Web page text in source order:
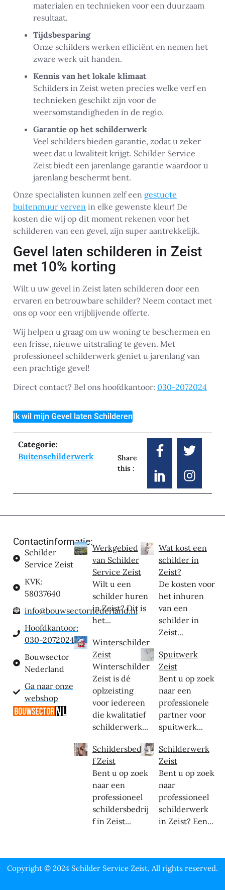
materialen en technieken voor een duurzaam
resultaat.
Tijdsbesparing
Onze schilders werken efficiënt en nemen het
zware werk uit handen.
Kennis van het lokale klimaat
Schilders in Zeist weten precies welke verf en
technieken geschikt zijn voor de
weersomstandigheden in de regio.
Garantie op het schilderwerk
Veel schilders bieden garantie, zodat u zeker
weet dat u kwaliteit krijgt. Schilder Service
Zeist biedt een jarenlange garantie waardoor u
jarenlang beschermt bent.
Onze specialisten kunnen zelf een gestucte
buitenmuur verven in elke gewenste kleur! De
kosten die wij op dit moment rekenen voor het
schilderen van een gevel, zijn super aantrekkelijk.
Gevel laten schilderen in Zeist
met 10% korting
Wilt u uw gevel in Zeist laten schilderen door een
ervaren en betrouwbare schilder? Neem contact met
ons op voor een vrijblijvende offerte.
Wij helpen u graag om uw woning te beschermen en
een frisse, nieuwe uitstraling te geven. Met
professioneel schilderwerk geniet u jarenlang van
een prachtige gevel!
Direct contact? Bel ons hoofdkantoor: 030-2072024
Ik wil mijn Gevel laten Schilderen
Categorie:
Buitenschilderwerk
Share
this :
Contactinformatie:
Schilder
Service Zeist
KVK:
58037640
info@bouwsectornederland.nl
Hoofdkantoor:
030-2072024
Bouwsector
Nederland
Ga naar onze
webshop
Werkgebied
van Schilder
Service Zeist
Wilt u een
schilder huren
in Zeist? Dit is
het...
Winterschilder
Zeist
Winterschilder
Zeist is dé
oplzeisting
voor iedereen
die kwalitatief
schilderwerk...
Schildersbedrij
f Zeist
Bent u op zoek
naar een
professioneel
schildersbedrij
f in Zeist...
Wat kost een
schilder in
Zeist?
De kosten voor
het inhuren
van een
schilder in
Zeist...
Spuitwerk
Zeist
Bent u op zoek
naar een
professionele
partner voor
spuitwerk...
Schilderwerk
Zeist
Bent u op zoek
naar
professioneel
schilderwerk
in Zeist? Een...
Copyright © 2024 Schilder Service Zeist, All rights reserved.